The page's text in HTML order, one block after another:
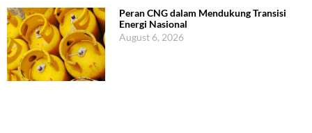
Peran CNG dalam Mendukung Transisi
Energi Nasional
August 6, 2026